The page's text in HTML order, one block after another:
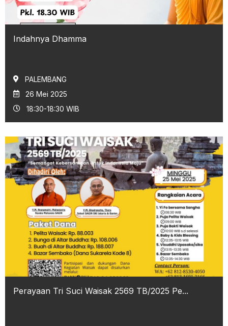
Indahnya Dhamma
PALEMBANG
26 Mei 2025
18:30-18:30 WIB
Perayaan Tri Suci Waisak 2569 TB/2025 Pe...